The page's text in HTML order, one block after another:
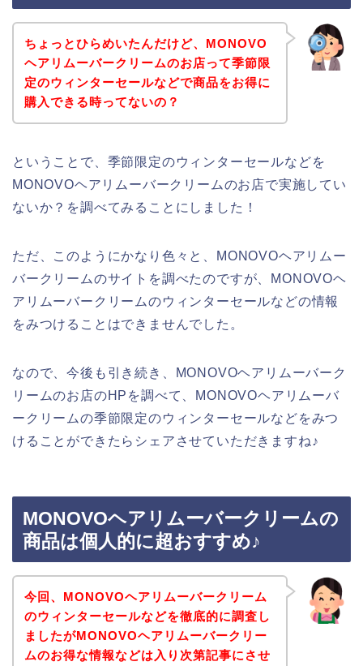
ちょっとひらめいたんだけど、MONOVO
ヘアリムーバークリームのお店って季節限
定のウィンターセールなどで商品をお得に
購入できる時ってないの？
ということで、季節限定のウィンターセールなどを
MONOVOヘアリムーバークリームのお店で実施してい
ないか？を調べてみることにしました！
ただ、このようにかなり色々と、MONOVOヘアリムー
バークリームのサイトを調べたのですが、MONOVOヘ
アリムーバークリームのウィンターセールなどの情報
をみつけることはできませんでした。
なので、今後も引き続き、MONOVOヘアリムーバーク
リームのお店のHPを調べて、MONOVOヘアリムーバ
ークリームの季節限定のウィンターセールなどをみつ
けることができたらシェアさせていただきますね♪
MONOVOヘアリムーバークリームの
商品は個人的に超おすすめ♪
今回、MONOVOヘアリムーバークリーム
のウィンターセールなどを徹底的に調査し
ましたがMONOVOヘアリムーバークリー
ムのお得な情報などは入り次第記事にさせ